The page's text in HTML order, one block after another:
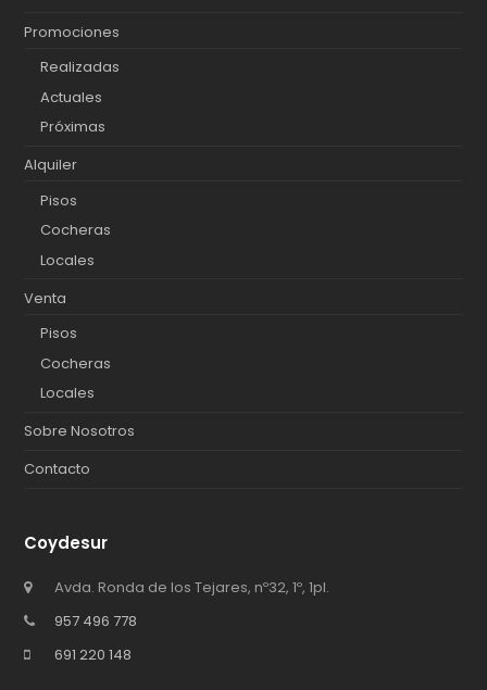
Promociones
Realizadas
Actuales
Próximas
Alquiler
Pisos
Cocheras
Locales
Venta
Pisos
Cocheras
Locales
Sobre Nosotros
Contacto
Coydesur
Avda. Ronda de los Tejares, nº32, 1º, 1pl.
957 496 778
691 220 148